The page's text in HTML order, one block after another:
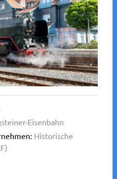
Eisenbahn
Historische